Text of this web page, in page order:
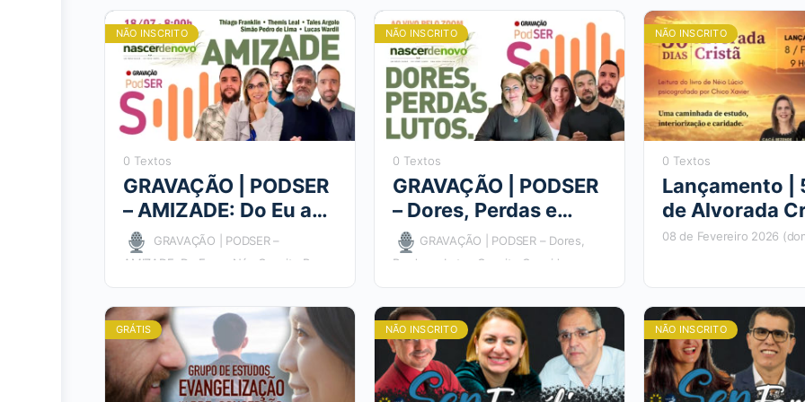
NÃO INSCRITO
0 Textos
GRAVAÇÃO | PODSER
– AMIZADE: Do Eu ao
NósGRAVAÇÃO | PODSER –
AMIZADE: Do Eu ao Nós Convite Por
NÃO INSCRITO
0 Textos
GRAVAÇÃO | PODSER
– Dores, Perdas e
LutosGRAVAÇÃO | PODSER – Dores,
Perdas e Lutos Convite Convidamos
que…
NÃO INSCRITO
0 Textos
Lançamento |
de Alvorada
08 de Fevereiro 2026
GRÁTIS NÃO INSCRITO NÃO INSCRITO